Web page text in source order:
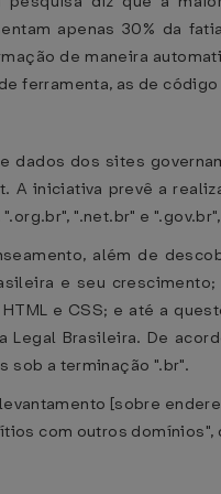
apenas 30% da
de maneira
ferramenta, as de
dados dos sites
A iniciativa prevê a
".org.br", ".net.br" e
além de
e seu
e CSS; e até a
Legal Brasileira. De
sob a terminação ".br".
[sobre
com outros